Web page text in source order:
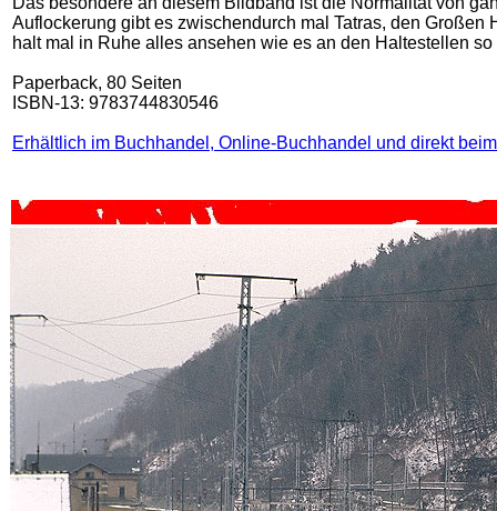
Auflockerung gibt es zwischendurch mal Tatras, den
halt mal in Ruhe alles ansehen wie es an den Haltestellen so
Paperback, 80 Seiten
ISBN-13: 9783744830546
Erhältlich im Buchhandel, Online-Buchhandel und direkt